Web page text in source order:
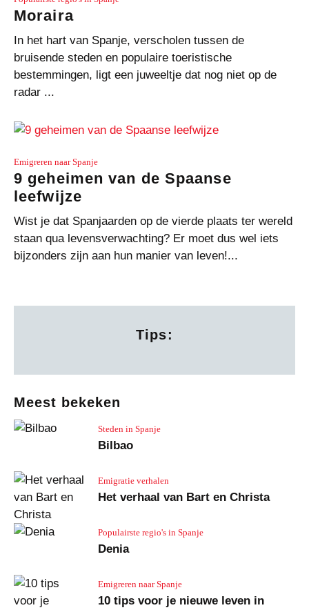
Moraira
In het hart van Spanje, verscholen tussen de
bruisende steden en populaire toeristische
bestemmingen, ligt een juweeltje dat nog niet op de
radar ...
Emigreren naar Spanje
9 geheimen van de Spaanse
leefwijze
Wist je dat Spanjaarden op de vierde plaats ter wereld
staan qua levensverwachting? Er moet dus wel iets
bijzonders zijn aan hun manier van leven!...
Tips:
Meest bekeken
Steden in Spanje
Bilbao
Emigratie verhalen
Het verhaal van Bart en Christa
Populairste regio's in Spanje
Denia
Emigreren naar Spanje
10 tips voor je nieuwe leven in